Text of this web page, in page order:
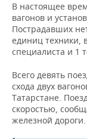
В настоящее
вагонов и
Пострадавших
единиц техники,
специалиста и 1
Всего девять
схода двух
Татарстане.
скоростью,
железной дороги.